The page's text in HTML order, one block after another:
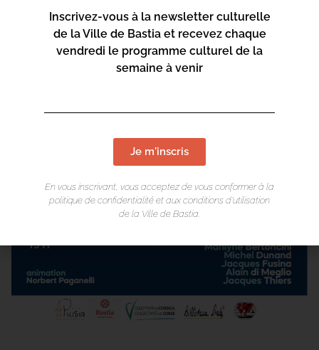
Inscrivez-vous à la newsletter culturelle
de la Ville de Bastia et recevez chaque
vendredi le programme culturel de la
semaine à venir
Je m'inscris
En vous inscrivant, vous acceptez de vous conformer à la
politique de confidentialité et aux conditions d’utilisation
de la Ville de Bastia.